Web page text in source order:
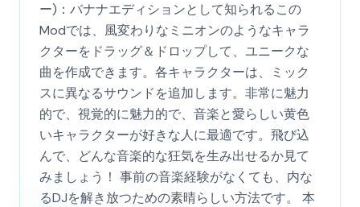
ー)：バナナエディションとして知られるこの
Modでは、風変わりなミニオンのようなキャラ
クターをドラッグ＆ドロップして、ユニークな
曲を作成できます。各キャラクターは、ミック
スに異なるサウンドを追加します。非常に魅力
的で、視覚的に魅力的で、音楽と愛らしい黄色
いキャラクターが好きな人に最適です。飛び込
んで、どんな音楽的な狂気を生み出せるか見て
みましょう！ 事前の音楽経験がなくても、内な
るDJを解き放つための素晴らしい方法です。 本